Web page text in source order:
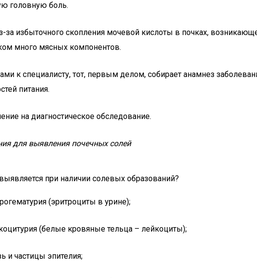
головную боль.
избыточного скопления мочевой кислоты в почках,
много мясных компонентов.
к специалисту, тот, первым делом, собирает анамнез
питания.
на диагностическое обследование.
для выявления почечных солей
при наличии солевых образований?
(эритроциты в урине);
(белые кровяные тельца – лейкоциты);
и частицы эпителия;